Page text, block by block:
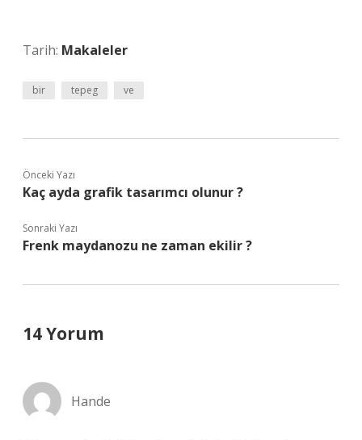
Tarih: Makaleler
bir tepeg ve
Önceki Yazı
Kaç ayda grafik tasarımcı olunur ?
Sonraki Yazı
Frenk maydanozu ne zaman ekilir ?
14 Yorum
Hande